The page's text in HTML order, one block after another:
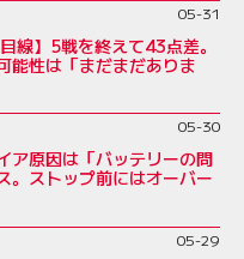
05-31
線】5戦を終えて43点差。
能性は「まだまだありま
05-30
ア原因は「バッテリーの問
。ストップ前にはオーバー
05-29